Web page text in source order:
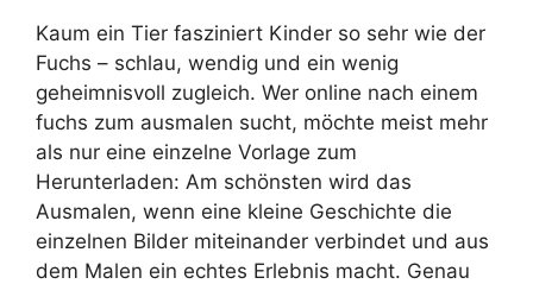
Kaum ein Tier fasziniert Kinder so sehr wie der
Fuchs – schlau, wendig und ein wenig
geheimnisvoll zugleich. Wer online nach einem
fuchs zum ausmalen sucht, möchte meist mehr
als nur eine einzelne Vorlage zum
Herunterladen: Am schönsten wird das
Ausmalen, wenn eine kleine Geschichte die
einzelnen Bilder miteinander verbindet und aus
dem Malen ein echtes Erlebnis macht. Genau